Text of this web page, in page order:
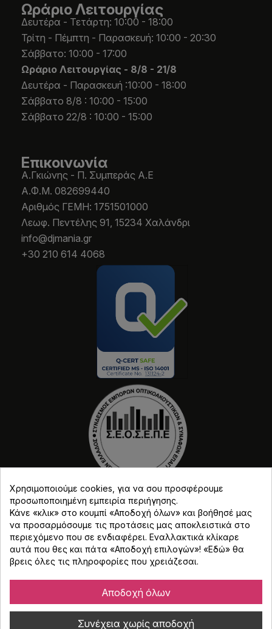
Ωράριο Λειτουργίας
Δευτέρα - Τετάρτη: 10:00 - 18:00
Τρίτη - Πέμπτη - Παρασκευή: 10:00 - 20:30
Σάββατο: 10:00 - 17:00
Ωράριο Λειτουργίας - 8/8 - 21/8
Δευτέρα - Παρασκευή :10:00 - 18:00
Σάββατο 8/8 : 10:00 - 15:00
Σάββατο 22/8 : 10:00 - 15:00
Επικοινωνία
Α.Γκιώνης - Π. Συμπεράς Α.Ε
Α.Φ.Μ. 082699440
Aριθμός ΓΕΜΗ: 1751501000
Λεωφ. Πεντέλης 91, 15234 Χαλάνδρι
info@djmania.gr
+30 210 614 4068
Copyright © Djmania 2026 / Οι τιμές περιλαμβάνουν
Χρησιμοποιούμε cookies, για να σου προσφέρουμε
προσωποποιημένη εμπειρία περιήγησης.
Κάνε «κλικ» στο κουμπί «Αποδοχή όλων» και βοήθησέ μας
να προσαρμόσουμε τις προτάσεις μας αποκλειστικά στο
περιεχόμενο που σε ενδιαφέρει. Εναλλακτικά κλίκαρε
αυτά που θες και πάτα «Αποδοχή επιλογών»! «Εδώ» θα
βρεις όλες τις πληροφορίες που χρειάζεσαι.
Αποδοχή όλων
Συνέχεια χωρίς αποδοχή